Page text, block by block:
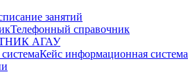
занятий
Телефонный справочник
АГАУ
Кейс информационная система